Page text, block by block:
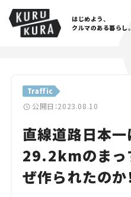
はじめよう、
クルマのある暮らし。
Traffic
公開日：2023.08.10
直線道路日本
29.2kmのまっ
ぜ作られたのか
Cars
Lifestyle
Traffic
Special